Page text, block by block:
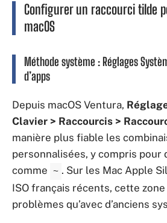
Configurer un raccourci tilde
macOS
Méthode système : Réglages
d’apps
Depuis macOS Ventura,
Clavier > Raccourcis >
manière plus fiable les
personnalisées, y compris pour
comme ~ . Sur les Mac Apple
ISO français récents, cette
problèmes qu’avec d’anciens